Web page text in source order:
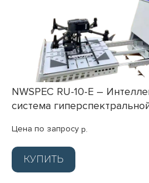
NWSPEC RU-10-E –
система
Цена по запросу р.
КУПИТЬ